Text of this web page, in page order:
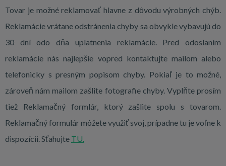
Tovar je možné reklamovať hlavne z dôvodu výrobných chýb.
Reklamácie vrátane odstránenia chyby sa obvykle vybavujú do
30 dní odo dňa uplatnenia reklamácie. Pred odoslaním
reklamácie nás najlepšie vopred kontaktujte mailom alebo
telefonicky s presným popisom chyby. Pokiaľ je to možné,
zároveň nám mailom zašlite fotografie chyby. Vyplňte prosím
tiež Reklamačný formlár, ktorý zašlite spolu s tovarom.
Reklamačný formulár môžete využiť svoj, prípadne tu je voľne k
dispozícii. Sťahujte TU.